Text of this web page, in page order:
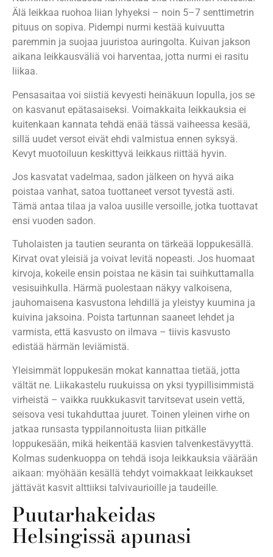
Älä leikkaa ruohoa liian lyhyeksi – noin 5–7 senttimetrin
pituus on sopiva. Pidempi nurmi kestää kuivuutta
paremmin ja suojaa juuristoa auringolta. Kuivan jakson
aikana leikkausväliä voi harventaa, jotta nurmi ei rasitu
liikaa.
Pensasaitaa voi siistiä kevyesti heinäkuun lopulla, jos se
on kasvanut epätasaiseksi. Voimakkaita leikkauksia ei
kuitenkaan kannata tehdä enää tässä vaiheessa kesää,
sillä uudet versot eivät ehdi valmistua ennen syksyä.
Kevyt muotoiluun keskittyvä leikkaus riittää hyvin.
Jos kasvatat vadelmaa, sadon jälkeen on hyvä aika
poistaa vanhat, satoa tuottaneet versot tyvestä asti.
Tämä antaa tilaa ja valoa uusille versoille, jotka tuottavat
ensi vuoden sadon.
Tuholaisten ja tautien seuranta on tärkeää loppukesällä.
Kirvat ovat yleisiä ja voivat levitä nopeasti. Jos huomaat
kirvoja, kokeile ensin poistaa ne käsin tai suihkuttamalla
vesisuihkulla. Härmä puolestaan näkyy valkoisena,
jauhomaisena kasvustona lehdillä ja yleistyy kuumina ja
kuivina jaksoina. Poista tartunnan saaneet lehdet ja
varmista, että kasvusto on ilmava – tiivis kasvusto
edistää härmän leviämistä.
Yleisimmät loppukesän mokat kannattaa tietää, jotta
vältät ne. Liikakastelu ruukuissa on yksi tyypillisimmistä
virheistä – vaikka ruukkukasvit tarvitsevat usein vettä,
seisova vesi tukahduttaa juuret. Toinen yleinen virhe on
jatkaa runsasta typpilannoitusta liian pitkälle
loppukesään, mikä heikentää kasvien talvenkestävyyttä.
Kolmas sudenkuoppa on tehdä isoja leikkauksia väärään
aikaan: myöhään kesällä tehdyt voimakkaat leikkaukset
jättävät kasvit alttiiksi talvivaurioille ja taudeille.
Puutarhakeidas
Helsingissä apunasi